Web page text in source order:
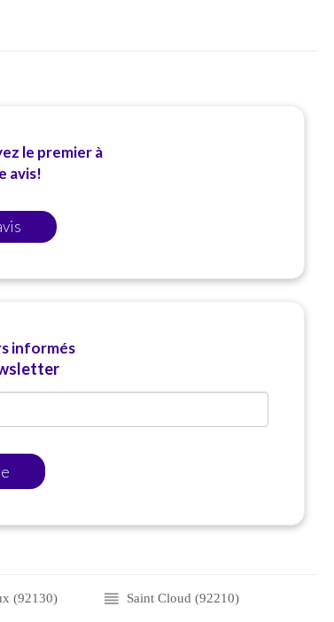
le premier à
avis!
informés
(92130) Saint Cloud (92210)